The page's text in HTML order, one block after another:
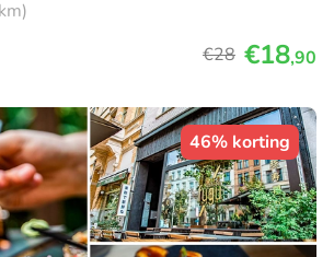
€28 €18,90
46% korting